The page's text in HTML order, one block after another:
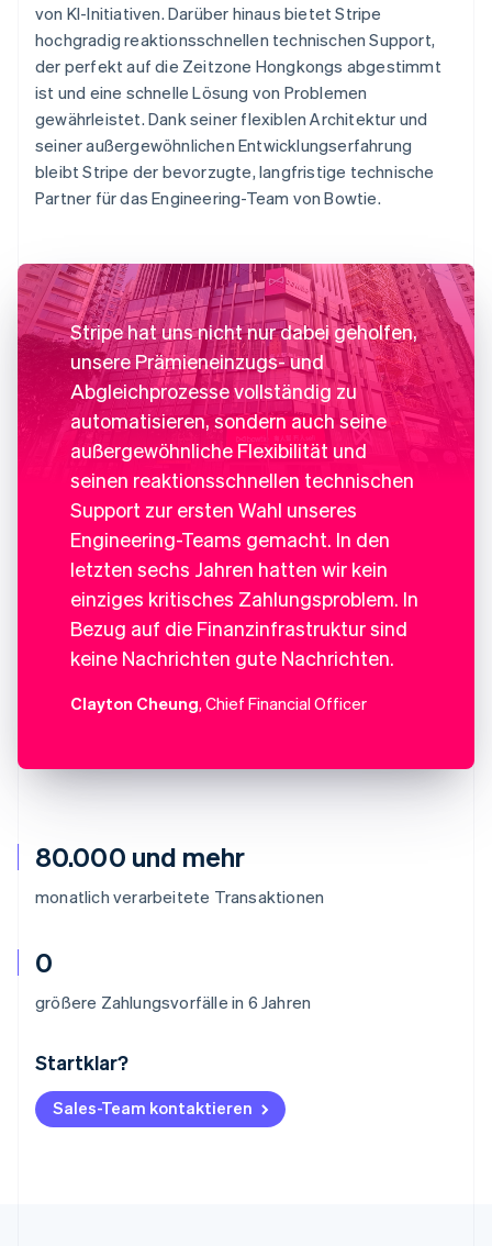
80.000 und mehr
monatlich verarbeitete Transaktionen
0
größere Zahlungsvorfälle in 6 Jahren
Startklar?
Sales-Team kontaktieren
von KI-Initiativen. Darüber hinaus bietet Stripe
hochgradig reaktionsschnellen technischen Support,
der perfekt auf die Zeitzone Hongkongs abgestimmt
ist und eine schnelle Lösung von Problemen
gewährleistet. Dank seiner flexiblen Architektur und
seiner außergewöhnlichen Entwicklungserfahrung
bleibt Stripe der bevorzugte, langfristige technische
Partner für das Engineering-Team von Bowtie.
Stripe hat uns nicht nur dabei geholfen,
unsere Prämieneinzugs- und
Abgleichprozesse vollständig zu
automatisieren, sondern auch seine
außergewöhnliche Flexibilität und
seinen reaktionsschnellen technischen
Support zur ersten Wahl unseres
Engineering-Teams gemacht. In den
letzten sechs Jahren hatten wir kein
einziges kritisches Zahlungsproblem. In
Bezug auf die Finanzinfrastruktur sind
keine Nachrichten gute Nachrichten.
Clayton Cheung, Chief Financial Officer
Australien
Belgien
NederlandsFrançaisDeutschEnglish